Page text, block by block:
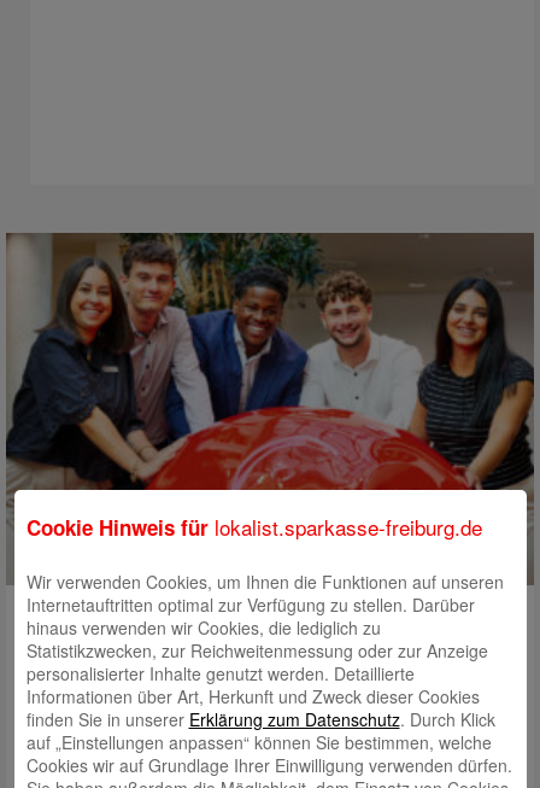
DU + WIR. Das könnte passen!
lokal ist ein Team. Wir freuen uns auf dich! Steig ein in die
faszinierende Welt der Finanzen. Aber nicht bei irgendeiner Bank.
Sondern bei uns – denn wir sind anders. Der erste Arbeitstag –
ein Schritt voller Neugier, Aufregung und neuer Möglichkeiten.
Für…
Cookie Hinweis für lokalist.sparkasse-freiburg.de
Wir verwenden Cookies, um Ihnen die Funktionen auf unseren
Internetauftritten optimal zur Verfügung zu stellen. Darüber
hinaus verwenden wir Cookies, die lediglich zu
Statistikzwecken, zur Reichweitenmessung oder zur Anzeige
personalisierter Inhalte genutzt werden. Detaillierte
Informationen über Art, Herkunft und Zweck dieser Cookies
finden Sie in unserer Erklärung zum Datenschutz. Durch Klick
auf „Einstellungen anpassen“ können Sie bestimmen, welche
Cookies wir auf Grundlage Ihrer Einwilligung verwenden dürfen.